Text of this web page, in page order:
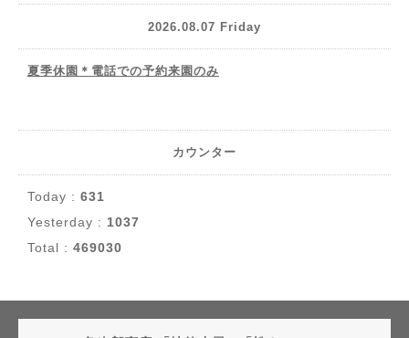
2026.08.07 Friday
夏季休園＊電話での予約来園のみ
カウンター
Today : 631
Yesterday : 1037
Total : 469030